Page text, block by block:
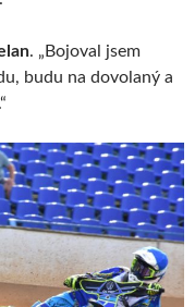
. „Bojoval jsem
budu na dovolaný a